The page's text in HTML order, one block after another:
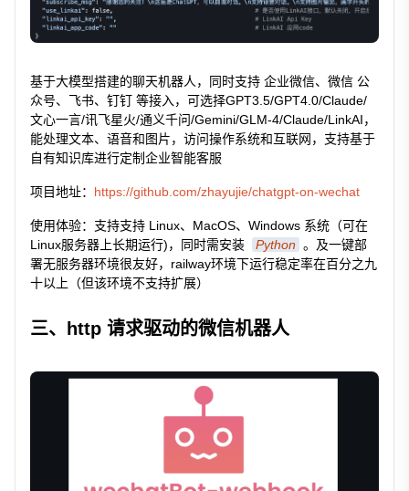
基于大模型搭建的聊天机器人，同时支持 企业微信、微信 公
众号、飞书、钉钉 等接入，可选择GPT3.5/GPT4.0/Claude/
文心一言/讯飞星火/通义千问/Gemini/GLM-4/Claude/LinkAI，
能处理文本、语音和图片，访问操作系统和互联网，支持基于
自有知识库进行定制企业智能客服
项目地址： https://github.com/zhayujie/chatgpt-on-wechat
使用体验：支持支持 Linux、MacOS、Windows 系统（可在
Linux服务器上长期运行)，同时需安装
Python 。及一键部
署无服务器环境很友好，railway环境下运行稳定率在百分之九
十以上（但该环境不支持扩展）
三、http 请求驱动的微信机器人